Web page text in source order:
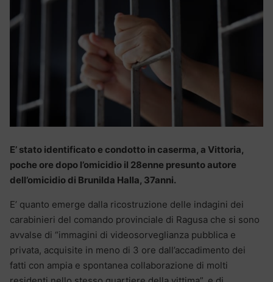
E’ stato identificato e condotto in caserma, a Vittoria,
poche ore dopo l’omicidio il 28enne presunto autore
dell’omicidio di Brunilda Halla, 37anni.
E’ quanto emerge dalla ricostruzione delle indagini dei
carabinieri del comando provinciale di Ragusa che si sono
avvalse di “immagini di videosorveglianza pubblica e
privata, acquisite in meno di 3 ore dall’accadimento dei
fatti con ampia e spontanea collaborazione di molti